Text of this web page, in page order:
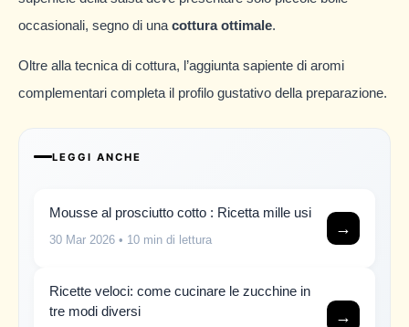
occasionali, segno di una cottura ottimale.
Oltre alla tecnica di cottura, l’aggiunta sapiente di aromi
complementari completa il profilo gustativo della preparazione.
LEGGI ANCHE
Mousse al prosciutto cotto : Ricetta mille usi
30 Mar 2026 • 10 min di lettura
→
Ricette veloci: come cucinare le zucchine in
tre modi diversi
→